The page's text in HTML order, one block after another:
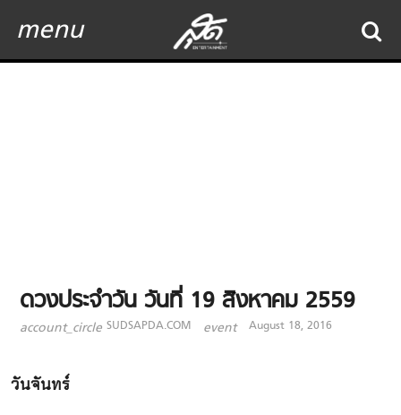
menu
ดวงประจำวัน วันที่ 19 สิงหาคม 2559
account_circle SUDSAPDA.COM event August 18, 2016
วันจันทร์